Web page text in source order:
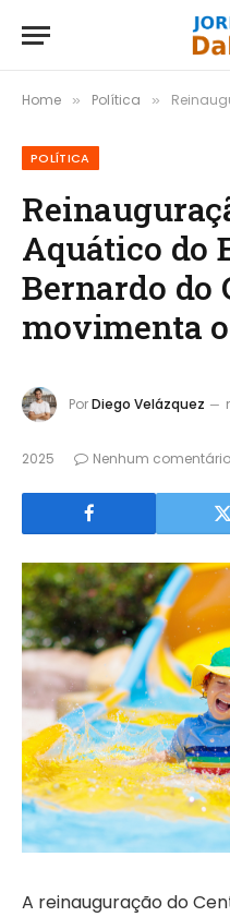
Home » Política » Reinauguração do
POLÍTICA
Aquático do
Bernardo do
movimenta
PorDiego Velázquez
2025 Nenhum comentário
A reinauguração do